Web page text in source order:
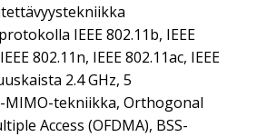
IEEE 802.11b, IEEE
802.11n, IEEE 802.11ac, IEEE
2.4 GHz, 5
MIMO-tekniikka, Orthogonal
Access (OFDMA), BSS-